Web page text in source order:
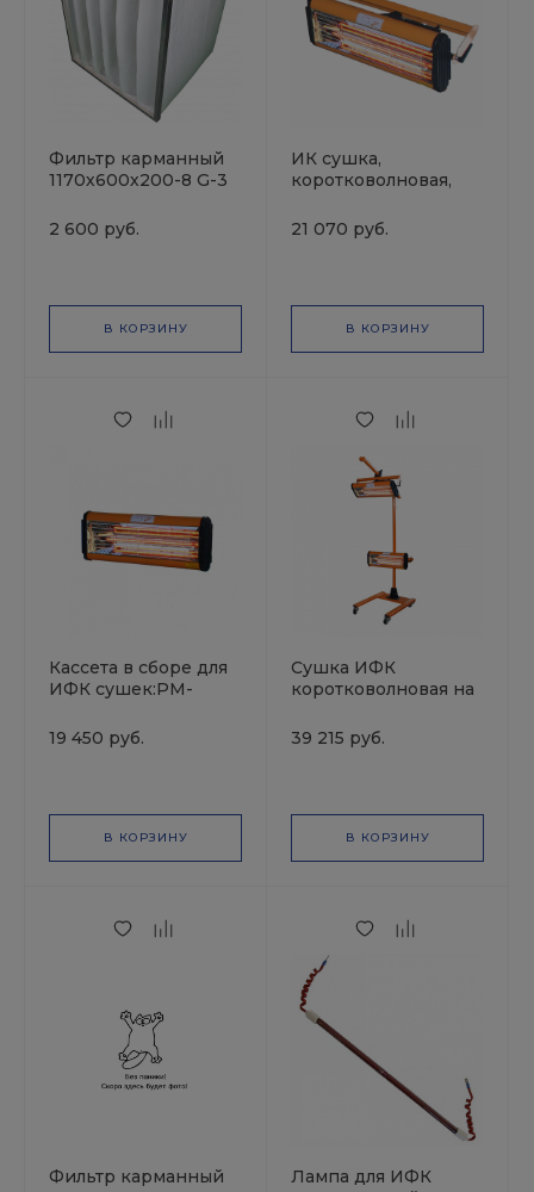
Фильтр карманный
1170х600х200-8 G-3
2 600 руб.
В КОРЗИНУ
ИК сушка,
коротковолновая,
1 лампа, Русский
Мастер
21 070 руб.
В КОРЗИНУ
Кассета в сборе для
ИФК сушек:PM-
КВт) PM-92485
РУССКИЙ МАСТЕР
19 450 руб.
В КОРЗИНУ
Сушка ИФК
коротковолновая на
2 лампы (2,2 КВт) PM-
91976 РУССКИЙ
39 215 руб.
В КОРЗИНУ
Фильтр карманный
Лампа для ИФК